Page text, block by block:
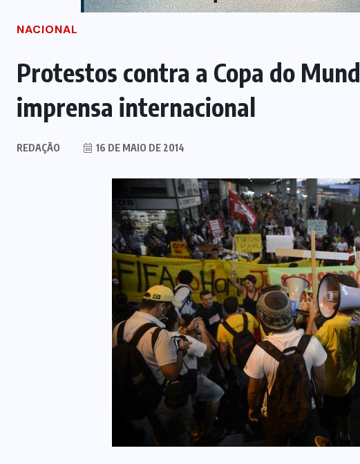
NACIONAL
Protestos contra a Copa do
imprensa internacional
REDAÇÃO 16 DE MAIO DE 2014